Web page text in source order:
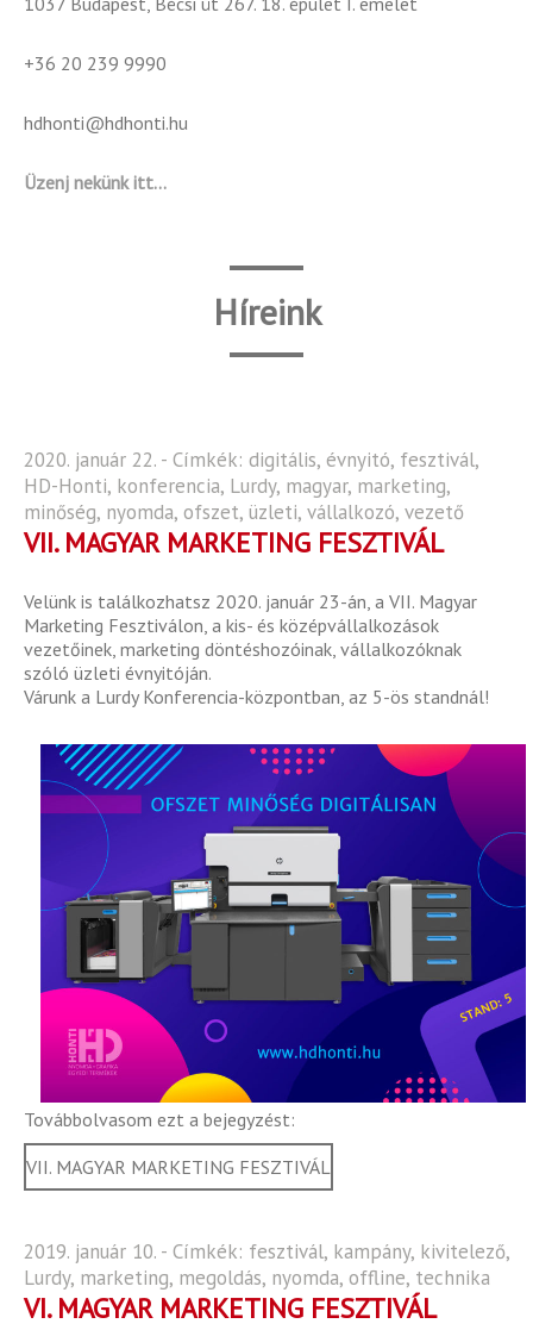
+36 20 239 9990
hdhonti@hdhonti.hu
Üzenj nekünk itt…
Híreink
2020. január 22. - Címkék: digitális, évnyitó, fesztivál,
HD-Honti, konferencia, Lurdy, magyar, marketing,
minőség, nyomda, ofszet, üzleti, vállalkozó, vezető
VII. MAGYAR MARKETING FESZTIVÁL
Velünk is találkozhatsz 2020. január 23-án, a VII. Magyar
Marketing Fesztiválon, a kis- és középvállalkozások
vezetőinek, marketing döntéshozóinak, vállalkozóknak
szóló üzleti évnyitóján.
Várunk a Lurdy Konferencia-központban, az 5-ös standnál!
Továbbolvasom ezt a bejegyzést:
VII. MAGYAR MARKETING FESZTIVÁL
2019. január 10. - Címkék: fesztivál, kampány, kivitelező,
Lurdy, marketing, megoldás, nyomda, offline, technika
VI. MAGYAR MARKETING FESZTIVÁL